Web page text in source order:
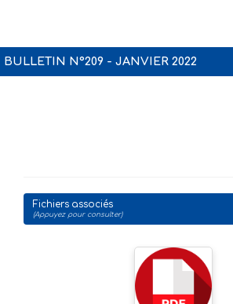
BULLETIN N°209 - JANVIER 2022
Fichiers associés
(Appuyez pour consulter)